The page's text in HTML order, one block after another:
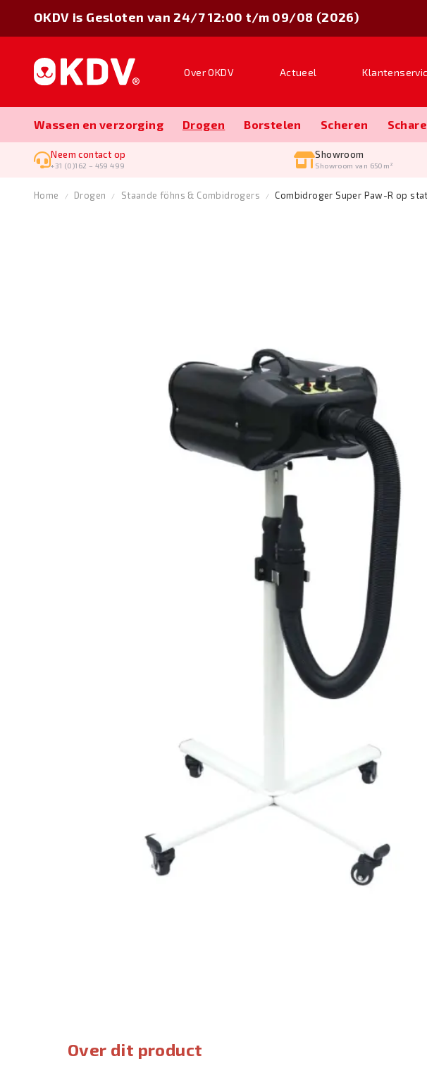
Over OKDV Actueel
Wassen en verzorging Drogen Borstelen Scheren
Neem contact op
+31 (0)162 – 459 499
Showroom
Showroom van 650m²
OKDV is Gesloten van 24/7 12:00 t/m 09/08 (2026)
Home Drogen Staande föhns & Combidrogers Combidroger Super Paw-R op
Over dit product